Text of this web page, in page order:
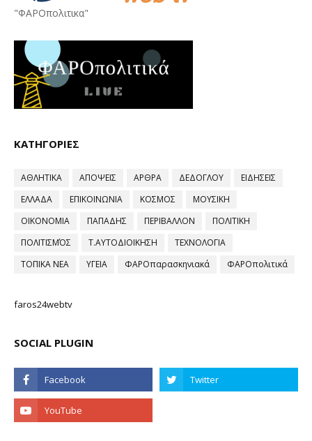
"ΦΑΡΟπολιτικα"
ΚΑΤΗΓΟΡΙΕΣ
ΑΘΛΗΤΙΚΑ ΑΠΟΨΕΙΣ ΑΡΘΡΑ ΔΕΔΟΓΛΟΥ
ΕΙΔΗΣΕΙΣ
ΕΛΛΑΔΑ
ΕΠΙΚΟΙΝΩΝΙΑ ΚΟΣΜΟΣ
ΜΟΥΣΙΚΗ
ΟΙΚΟΝΟΜΙΑ
ΠΑΠΑΔΗΣ ΠΕΡΙΒΑΛΛΟΝ
ΠΟΛΙΤΙΚΗ
ΠΟΛΙΤΙΣΜΌΣ
Τ.ΑΥΤΟΔΙΟΙΚΗΣΗ
ΤΕΧΝΟΛΟΓΙΑ
ΤΟΠΙΚΑ ΝΕΑ
ΥΓΕΙΑ ΦΑΡΟπαρασκηνιακά ΦΑΡΟπολιτικά
faros24webtv
SOCIAL PLUGIN